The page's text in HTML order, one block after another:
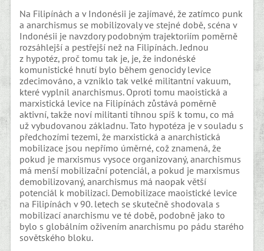
Na Filipínách a v Indonésii je zajímavé, že zatímco punk
a anarchismus se mobilizovaly ve stejné době, scéna v
Indonésii je navzdory podobným trajektoriím poměrně
rozsáhlejší a pestřejší než na Filipínách. Jednou
z hypotéz, proč tomu tak je, je, že indonéské
komunistické hnutí bylo během genocidy levice
zdecimováno, a vzniklo tak velké militantní vakuum,
které vyplnil anarchismus. Oproti tomu maoistická a
marxistická levice na Filipínách zůstává poměrně
aktivní, takže noví militanti tíhnou spíš k tomu, co má
už vybudovanou základnu. Tato hypotéza je v souladu s
předchozími tezemi, že marxistická a anarchistická
mobilizace jsou nepřímo úměrné, což znamená, že
pokud je marxismus vysoce organizovaný, anarchismus
má menší mobilizační potenciál, a pokud je marxismus
demobilizovaný, anarchismus má naopak větší
potenciál k mobilizaci. Demobilizace maoistické levice
na Filipínách v 90. letech se skutečně shodovala s
mobilizací anarchismu ve té době, podobně jako to
bylo s globálním oživením anarchismu po pádu starého
sovětského bloku.